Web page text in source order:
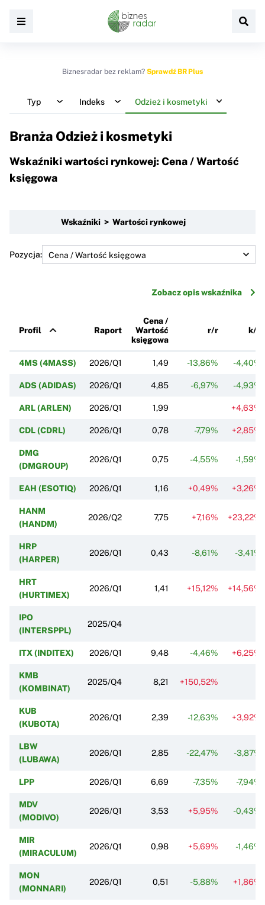
Biznesradar bez reklam? Sprawdź BR Plus
Typ Indeks Odzież i kosmetyki
Branża Odzież i kosmetyki
Wskaźniki wartości rynkowej: Cena / Wartość
księgowa
Wskaźniki > Wartości rynkowej
Pozycja:
Zobacz opis wskaźnika
Profil Raport
Cena /
Wartość
księgowa
r/r k/k
4MS (4MASS) 2026/Q1 1,49 -13,86% -4,40%
ADS (ADIDAS) 2026/Q1 4,85 -6,97% -4,93%
ARL (ARLEN) 2026/Q1 1,99 +4,63%
CDL (CDRL) 2026/Q1 0,78 -7,79% +2,85%
DMG
(DMGROUP)
2026/Q1 0,75 -4,55% -1,59%
EAH (ESOTIQ) 2026/Q1 1,16 +0,49% +3,26%
HANM
(HANDM)
2026/Q2 7,75 +7,16% +23,22%
HRP
(HARPER)
2026/Q1 0,43 -8,61% -3,41%
HRT
(HURTIMEX)
2026/Q1 1,41 +15,12% +14,56%
IPO
(INTERSPPL)
2025/Q4
ITX (INDITEX) 2026/Q1 9,48 -4,46% +6,25%
KMB
(KOMBINAT)
2025/Q4 8,21 +150,52%
KUB
(KUBOTA)
2026/Q1 2,39 -12,63% +3,92%
LBW
(LUBAWA)
2026/Q1 2,85 -22,47% -3,87%
LPP 2026/Q1 6,69 -7,35% -7,94%
MDV
(MODIVO)
2026/Q1 3,53 +5,95% -0,43%
MIR
(MIRACULUM)
2026/Q1 0,98 +5,69% -1,46%
MON
(MONNARI)
2026/Q1 0,51 -5,88% +1,86%